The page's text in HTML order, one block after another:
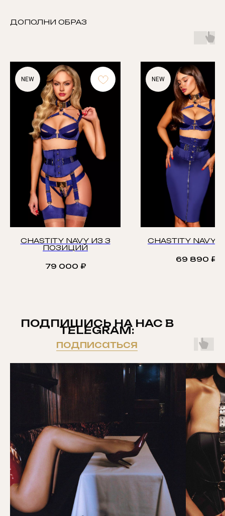
ДОПОЛНИ ОБРАЗ
NEW
CHASTITY NAVY ИЗ 3
ПОЗИЦИЙ
79 000 ₽
NEW
CHASTITY NAVY
69 890 ₽
ПОДПИШИСЬ НА НАС В
TELEGRAM:
подписаться